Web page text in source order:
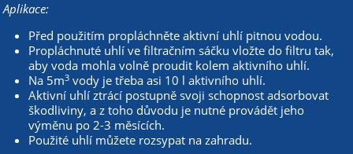
Aplikace:
Před použitím propláchněte aktivní uhlí pitnou vodou.
Propláchnuté uhlí ve filtračním sáčku vložte do filtru tak,
aby voda mohla volně proudit kolem aktivního uhlí.
Na 5m3 vody je třeba asi 10 l aktivního uhlí.
Aktivní uhlí ztrácí postupně svoji schopnost adsorbovat
škodliviny, a z toho důvodu je nutné provádět jeho
výměnu po 2-3 měsících.
Použité uhlí můžete rozsypat na zahradu.